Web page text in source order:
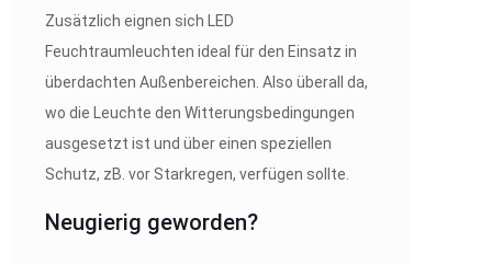
Zusätzlich eignen sich LED
Feuchtraumleuchten ideal für den Einsatz in
überdachten Außenbereichen. Also überall da,
wo die Leuchte den Witterungsbedingungen
ausgesetzt ist und über einen speziellen
Schutz, zB. vor Starkregen, verfügen sollte.
Neugierig geworden?